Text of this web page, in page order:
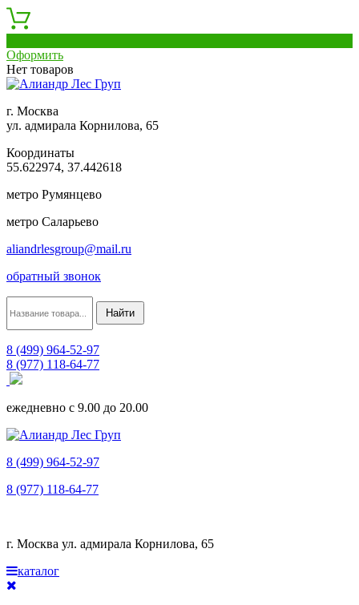
Оформить
Нет товаров
г. Москва
ул. адмирала Корнилова, 65
Координаты
55.622974, 37.442618
метро Румянцево
метро Саларьево
aliandrlesgroup@mail.ru
обратный звонок
8 (499) 964-52-97
8 (977) 118-64-77
ежедневно с 9.00 до 20.00
8 (499) 964-52-97
8 (977) 118-64-77
г. Москва ул. адмирала Корнилова, 65
каталог